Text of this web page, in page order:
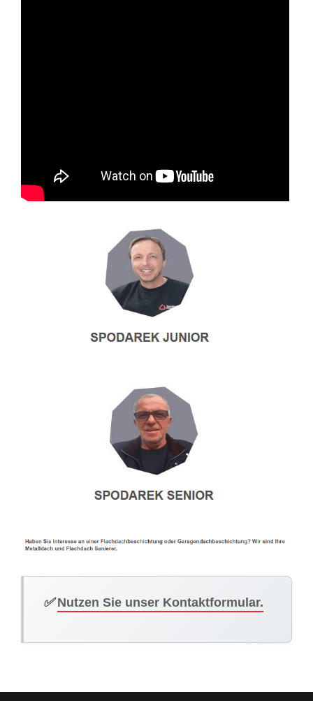
✅Nutzen Sie unser Kontaktformular.